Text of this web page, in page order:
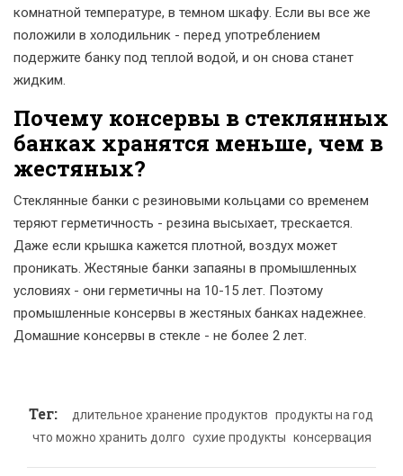
комнатной температуре, в темном шкафу. Если вы все же
положили в холодильник - перед употреблением
подержите банку под теплой водой, и он снова станет
жидким.
Почему консервы в стеклянных
банках хранятся меньше, чем в
жестяных?
Стеклянные банки с резиновыми кольцами со временем
теряют герметичность - резина высыхает, трескается.
Даже если крышка кажется плотной, воздух может
проникать. Жестяные банки запаяны в промышленных
условиях - они герметичны на 10-15 лет. Поэтому
промышленные консервы в жестяных банках надежнее.
Домашние консервы в стекле - не более 2 лет.
Тег: длительное хранение продуктов продукты на год
что можно хранить долго сухие продукты консервация